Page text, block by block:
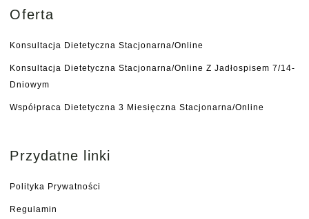
Oferta
Konsultacja Dietetyczna Stacjonarna/online
Konsultacja Dietetyczna Stacjonarna/online Z Jadłospisem 7/14-
Dniowym
Współpraca Dietetyczna 3 Miesięczna Stacjonarna/online
Przydatne linki
Polityka Prywatności
Regulamin